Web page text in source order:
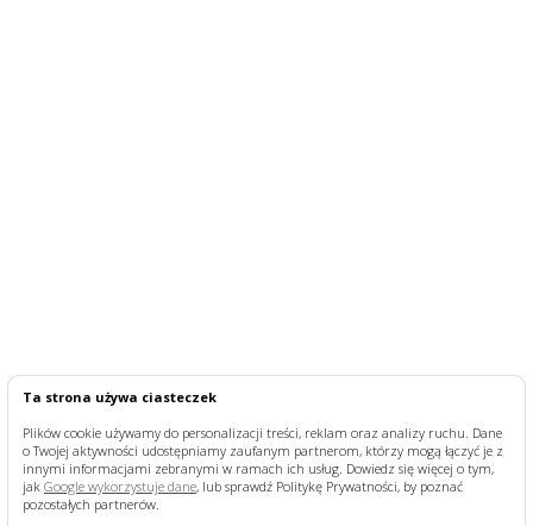
Ta strona używa ciasteczek
Plików cookie używamy do personalizacji treści, reklam oraz analizy ruchu. Dane
o Twojej aktywności udostępniamy zaufanym partnerom, którzy mogą łączyć je z
innymi informacjami zebranymi w ramach ich usług. Dowiedz się więcej o tym,
jak Google wykorzystuje dane, lub sprawdź Politykę Prywatności, by poznać
pozostałych partnerów.